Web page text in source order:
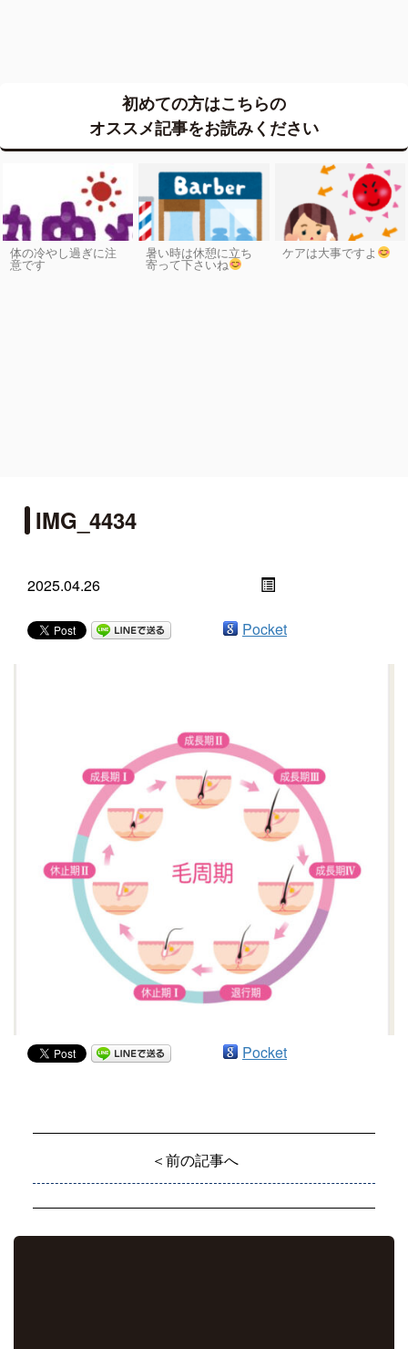
初めての方はこちらの
オススメ記事をお読みください
体の冷やし過ぎに注
意です
暑い時は休憩に立ち
寄って下さいね
ケアは大事ですよ
IMG_4434
2025.04.26
Pocket
Pocket
＜前の記事へ